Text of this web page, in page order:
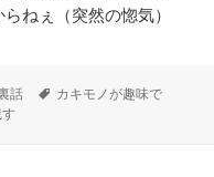
ねぇ（突然の惚気）
話
タ
カキモノが趣味で
たとこ文庫第六回に出展します